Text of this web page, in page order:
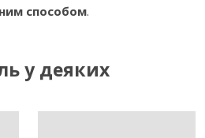
способом.
у деяких